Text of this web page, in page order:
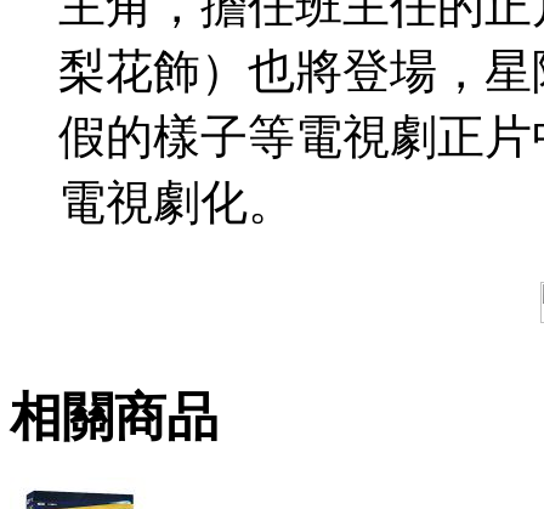
梨花飾）也將登場，
假的樣子等電視劇正
電視劇化。
相關商品